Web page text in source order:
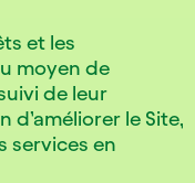
et les
moyen de
de leur
d’améliorer le Site,
services en